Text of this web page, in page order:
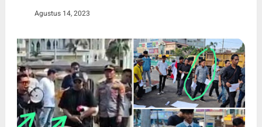
Agustus 14, 2023